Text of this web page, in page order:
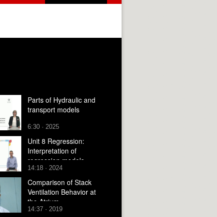
Parts of Hydraulic and
transport models
6:30 · 2025
Unit 8 Regression:
Interpretation of
regression models
14:18 · 2024
Comparison of Stack
Ventilation Behavior at
the Atrium
14:37 · 2019